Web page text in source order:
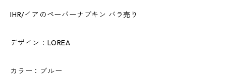
IHR/イアのペーパーナプキン バラ売り
デザイン：LOREA
カラー：ブルー